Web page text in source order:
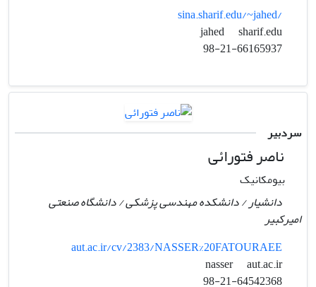
sina.sharif.edu/~jahed/
sharif.edu
سردبیر
ناصر فتورائی
بیومکانیک
دانشیار / دانشکده مهندسی پزشکی / دانشگاه صنعتی
امیرکبیر
aut.ac.ir/cv/2383/NASSER%20FATOURAEE
nasser
aut.ac.ir